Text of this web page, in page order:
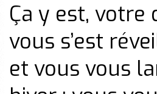
Ça y est, votre
vous s’est
et vous vous